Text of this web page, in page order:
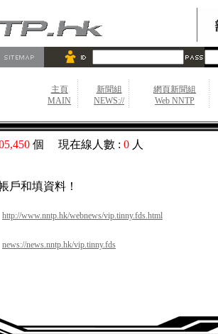
主頁
MAIN
新聞組
NEWS://
網頁新聞組
Web NNTP
個 現在線人數 : 0 人
戶和填資料！
http://www.nntp.hk/webnews/vip.tinny.fds.html
news://news.nntp.hk/vip.tinny.fds